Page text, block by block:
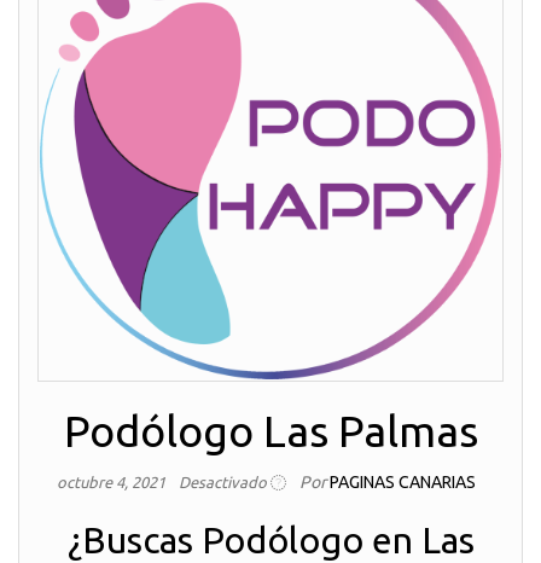
Podólogo Las Palmas
octubre 4, 2021 Desactivado Por PAGINAS CANARIAS
¿Buscas Podólogo en Las